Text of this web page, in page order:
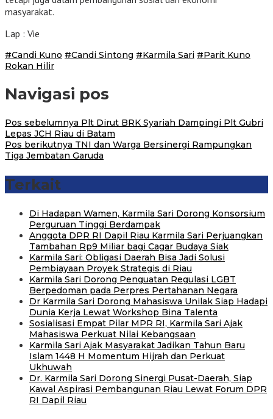
masyarakat.
Lap : Vie
#Candi Kuno #Candi Sintong #Karmila Sari #Parit Kuno
Rokan Hilir
Navigasi pos
Pos sebelumnya Plt Dirut BRK Syariah Dampingi Plt Gubri
Lepas JCH Riau di Batam
Pos berikutnya TNI dan Warga Bersinergi Rampungkan
Tiga Jembatan Garuda
Terkait
Di Hadapan Wamen, Karmila Sari Dorong Konsorsium
Perguruan Tinggi Berdampak
Anggota DPR RI Dapil Riau Karmila Sari Perjuangkan
Tambahan Rp9 Miliar bagi Cagar Budaya Siak
Karmila Sari: Obligasi Daerah Bisa Jadi Solusi
Pembiayaan Proyek Strategis di Riau
Karmila Sari Dorong Penguatan Regulasi LGBT
Berpedoman pada Perpres Pertahanan Negara
Dr Karmila Sari Dorong Mahasiswa Unilak Siap Hadapi
Dunia Kerja Lewat Workshop Bina Talenta
Sosialisasi Empat Pilar MPR RI, Karmila Sari Ajak
Mahasiswa Perkuat Nilai Kebangsaan
Karmila Sari Ajak Masyarakat Jadikan Tahun Baru
Islam 1448 H Momentum Hijrah dan Perkuat
Ukhuwah
Dr. Karmila Sari Dorong Sinergi Pusat-Daerah, Siap
Kawal Aspirasi Pembangunan Riau Lewat Forum DPR
RI Dapil Riau